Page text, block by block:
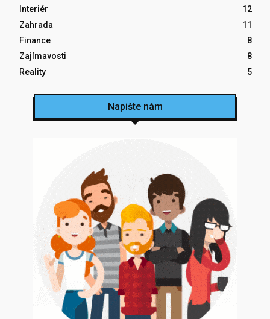
Interiér
12
Zahrada
11
Finance
8
Zajímavosti
8
Reality
5
Napište nám